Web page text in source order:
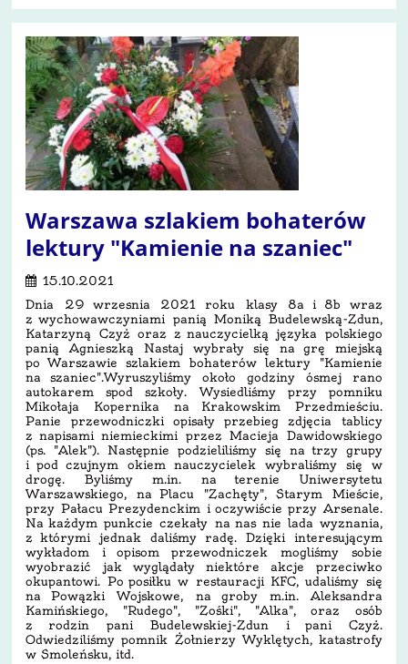
Warszawa szlakiem bohaterów
lektury "Kamienie na szaniec"
15.10.2021
Dnia 29 wrzesnia 2021 roku klasy 8a i 8b wraz
z wychowawczyniami panią Moniką Budelewską-Zdun,
Katarzyną Czyż oraz z nauczycielką języka polskiego
panią Agnieszką Nastaj wybrały się na grę miejską
po Warszawie szlakiem bohaterów lektury "Kamienie
na szaniec".Wyruszyliśmy około godziny ósmej rano
autokarem spod szkoły. Wysiedliśmy przy pomniku
Mikołaja Kopernika na Krakowskim Przedmieściu.
Panie przewodniczki opisały przebieg zdjęcia tablicy
z napisami niemieckimi przez Macieja Dawidowskiego
(ps. "Alek"). Następnie podzieliliśmy się na trzy grupy
i pod czujnym okiem nauczycielek wybraliśmy się w
drogę. Byliśmy m.in. na terenie Uniwersytetu
Warszawskiego, na Placu "Zachęty", Starym Mieście,
przy Pałacu Prezydenckim i oczywiście przy Arsenale.
Na każdym punkcie czekały na nas nie lada wyznania,
z którymi jednak daliśmy radę. Dzięki interesującym
wykładom i opisom przewodniczek mogliśmy sobie
wyobrazić jak wyglądały niektóre akcje przeciwko
okupantowi. Po posiłku w restauracji KFC, udaliśmy się
na Powązki Wojskowe, na groby m.in. Aleksandra
Kamińskiego, "Rudego", "Zośki", "Alka", oraz osób
z rodzin pani Budelewskiej-Zdun i pani Czyż.
Odwiedziliśmy pomnik Żołnierzy Wyklętych, katastrofy
w Smoleńsku, itd.